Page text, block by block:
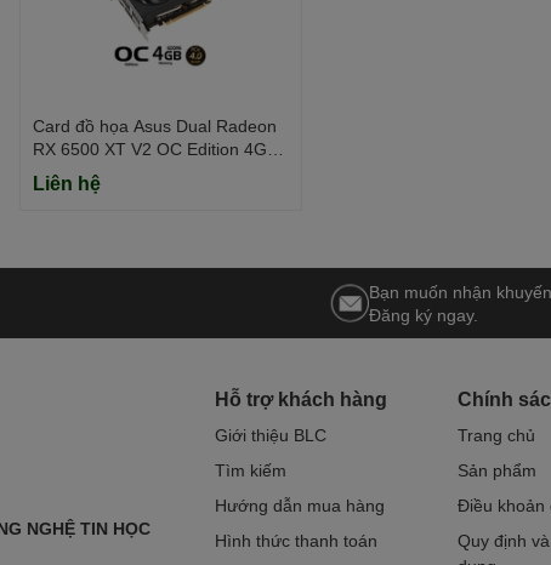
Card đồ họa Asus Dual Radeon
RX 6500 XT V2 OC Edition 4GB
(GDDR6/ 64 bit)
Liên hệ
Bạn muốn nhận
Đăng ký ngay.
NGHỆ TIN HỌC
Hỗ trợ khách hàng
Giới thiệu BLC
Tìm kiếm
Hướng dẫn mua hàng
Hình thức thanh toán
Chính
Trang chủ
Sản phẩm
Điều khoản
Quy định